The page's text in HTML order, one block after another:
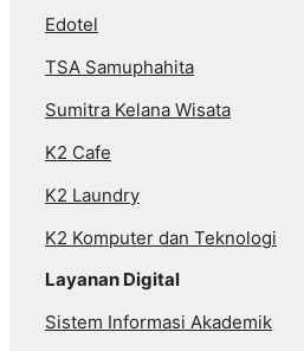
Edotel
TSA Samuphahita
Sumitra Kelana Wisata
K2 Cafe
K2 Laundry
K2 Komputer dan Teknologi
Layanan Digital
Sistem Informasi Akademik